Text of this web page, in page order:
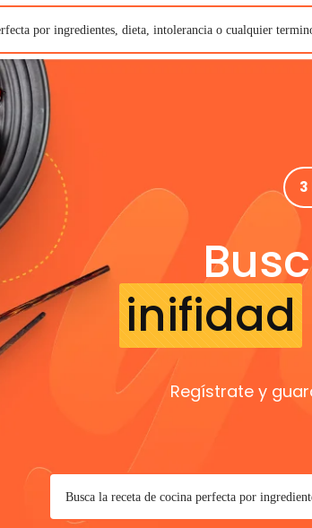
inifidad
Regístrate y